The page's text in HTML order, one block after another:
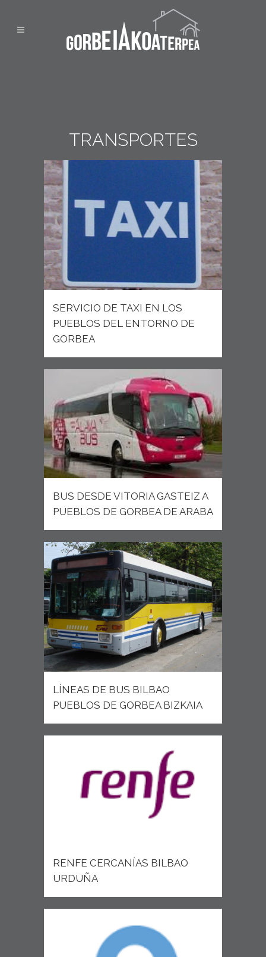
TRANSPORTES
SERVICIO DE TAXI EN LOS
PUEBLOS DEL ENTORNO DE
GORBEA
BUS DESDE VITORIA GASTEIZ A
PUEBLOS DE GORBEA DE ARABA
LÍNEAS DE BUS BILBAO
PUEBLOS DE GORBEA BIZKAIA
RENFE CERCANÍAS BILBAO
URDUÑA